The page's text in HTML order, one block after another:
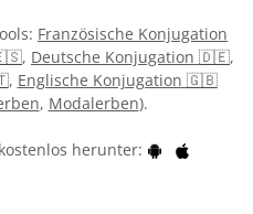
Französische Konjugation
, Deutsche Konjugation 🇩🇪,
, Englische Konjugation 🇬🇧
, Modalerben).
herunter: